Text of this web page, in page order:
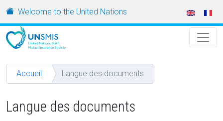
Aller au contenu principal
URLWelcome to the United Nations
Accueil Langue des documents
Langue des documents